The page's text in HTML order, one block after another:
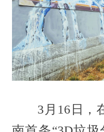
3月16日，在